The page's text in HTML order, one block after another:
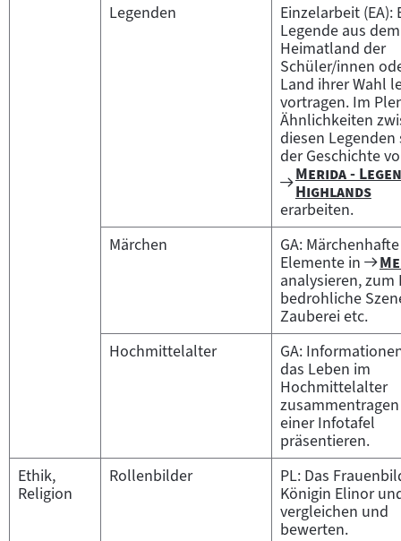
Legenden
Einzelarbeit (EA):
Legende aus dem
Heimatland der
Schüler/innen
Land ihrer Wahl
vortragen. Im
Ähnlichkeiten
diesen Legenden
der Geschichte
Zum
Filmarchiv:
"
Merida -
Highlands"
erarbeiten.
Märchen
GA: Märchenhafte
Elemente in
"
analysieren, zum
bedrohliche
Zauberei etc.
Hochmittelalter
GA:
das Leben im
Hochmittelalter
einer Infotafel
präsentieren.
Ethik,
Religion
Rollenbilder
PL: Das
Königin Elinor
vergleichen und
bewerten.